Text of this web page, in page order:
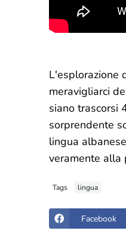
L'esplorazione
meravigliarci
siano trascorsi
sorprendente
lingua
veramente alla
Tags lingua
Facebook